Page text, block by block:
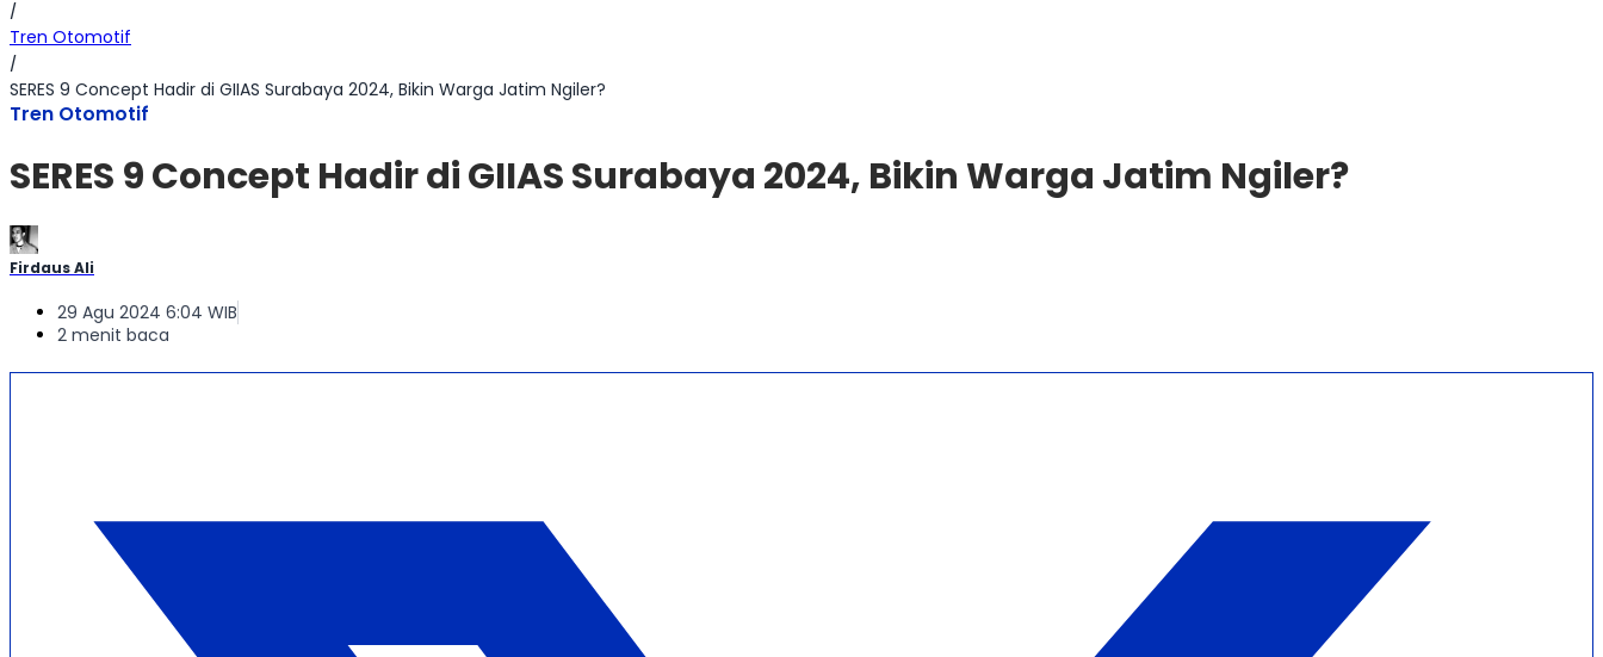
/
Tren Otomotif
/
SERES 9 Concept Hadir di GIIAS Surabaya 2024, Bikin Warga Jatim Ngiler?
Tren Otomotif
SERES 9 Concept Hadir di GIIAS Surabaya 2024, Bikin Warga Jatim Ngiler?
Firdaus Ali
29 Agu 2024 6:04 WIB
2 menit baca